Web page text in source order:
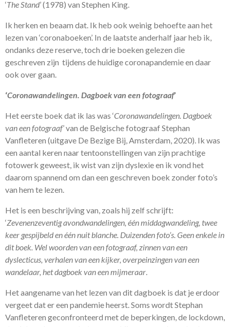
‘The Stand’ (1978) van Stephen King.
Ik herken en beaam dat. Ik heb ook weinig behoefte aan het
lezen van ‘coronaboeken’. In de laatste anderhalf jaar heb ik,
ondanks deze reserve, toch drie boeken gelezen die
geschreven zijn tijdens de huidige coronapandemie en daar
ook over gaan.
‘Coronawandelingen. Dagboek van een fotograaf’
Het eerste boek dat ik las was ‘Coronawandelingen. Dagboek
van een fotograaf’ van de Belgische fotograaf Stephan
Vanfleteren (uitgave De Bezige Bij, Amsterdam, 2020). Ik was
een aantal keren naar tentoonstellingen van zijn prachtige
fotowerk geweest, ik wist van zijn dyslexie en ik vond het
daarom spannend om dan een geschreven boek zonder foto’s
van hem te lezen.
Het is een beschrijving van, zoals hij zelf schrijft:
‘Zevenenzeventig avondwandelingen, één middagwandeling, twee
keer gespijbeld en één nuit blanche. Duizenden foto’s. Geen enkele in
dit boek. Wel woorden van een fotograaf, zinnen van een
dyslecticus, verhalen van een kijker, overpeinzingen van een
wandelaar, het dagboek van een mijmeraar
Het aangename van het lezen van dit dagboek is dat je erdoor
vergeet dat er een pandemie heerst. Soms wordt Stephan
Vanfleteren geconfronteerd met de beperkingen, de lockdown,